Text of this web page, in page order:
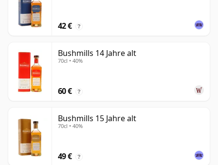
42 € ?
Bushmills 14 Jahre alt
70cl • 40%
60 € ?
Bushmills 15 Jahre alt
70cl • 40%
49 € ?